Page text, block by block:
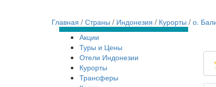
Главная / Страны / Индонезия / Курорты / о.
Акции
Туры и Цены
Отели Индонезии
Курорты
Трансферы